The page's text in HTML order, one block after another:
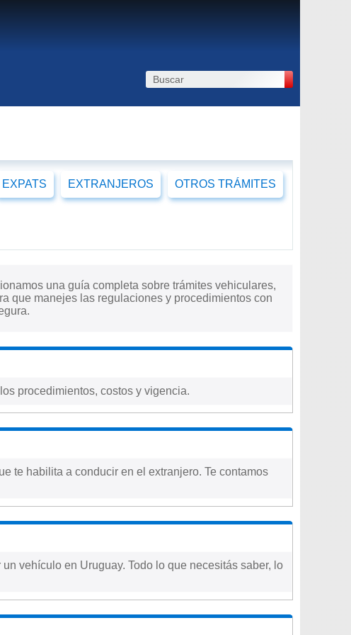
EXPATS EXTRANJEROS OTROS TRÁMITES
una guía completa sobre trámites vehiculares,
que manejes las regulaciones y procedimientos con
procedimientos, costos y vigencia.
te habilita a conducir en el extranjero. Te contamos
vehículo en Uruguay. Todo lo que necesitás saber, lo